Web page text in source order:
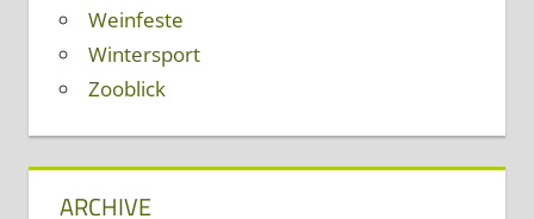
Weinfeste
Wintersport
Zooblick
ARCHIVE